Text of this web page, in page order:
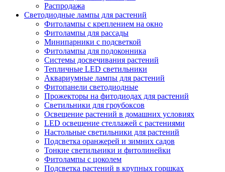
Распродажа
Светодиодные лампы для растений
Фитолампы с креплением на окно
Фитолампы для рассады
Минипарники с подсветкой
Фитолампы для подоконника
Системы досвечивания растений
Тепличные LED светильники
Аквариумные лампы для растений
Фитопанели светодиодные
Прожекторы на фитодиодах для растений
Светильники для гроубоксов
Освещение растений в домашних условиях
LED освещение стеллажей с растениями
Настольные светильники для растений
Подсветка оранжерей и зимних садов
Тонкие светильники и фитолинейки
Фитолампы с цоколем
Подсветка растений в крупных горшках